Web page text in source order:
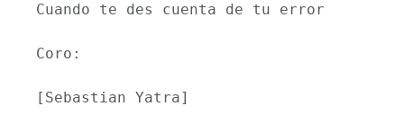
Cuando te des cuenta de tu error
Coro:
[Sebastian Yatra]